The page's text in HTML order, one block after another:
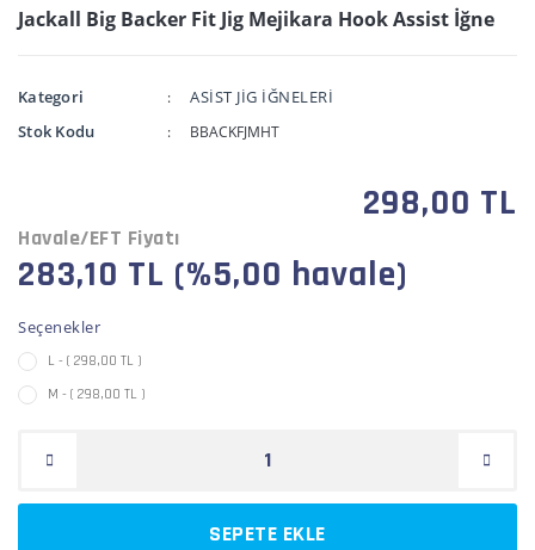
Jackall Big Backer Fit Jig Mejikara Hook Assist İğne
Kategori
ASİST JİG İĞNELERİ
Stok Kodu
BBACKFJMHT
298,00 TL
Havale/EFT Fiyatı
283,10 TL (%5,00 havale)
Seçenekler
L - ( 298,00 TL )
M - ( 298,00 TL )
SEPETE EKLE